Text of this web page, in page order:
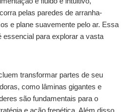
pelas paredes de arranha-
e plane suavemente pelo ar. Essa
essencial para explorar a vasta
transformar partes de seu
como lâminas gigantes e
são fundamentais para o